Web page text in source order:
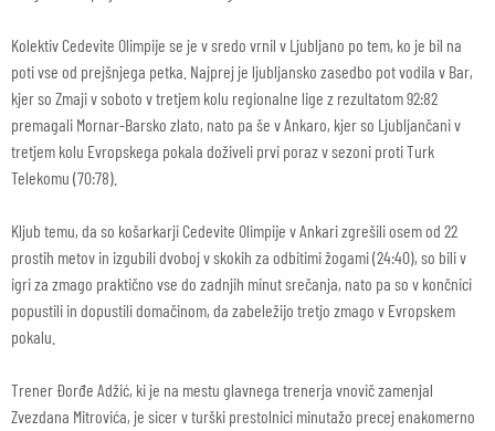
Kolektiv Cedevite Olimpije se je v sredo vrnil v Ljubljano po tem, ko je bil na
poti vse od prejšnjega petka. Najprej je ljubljansko zasedbo pot vodila v Bar,
kjer so Zmaji v soboto v tretjem kolu regionalne lige z rezultatom 92:82
premagali Mornar-Barsko zlato, nato pa še v Ankaro, kjer so Ljubljančani v
tretjem kolu Evropskega pokala doživeli prvi poraz v sezoni proti Turk
Telekomu (70:78).
Kljub temu, da so košarkarji Cedevite Olimpije v Ankari zgrešili osem od 22
prostih metov in izgubili dvoboj v skokih za odbitimi žogami (24:40), so bili v
igri za zmago praktično vse do zadnjih minut srečanja, nato pa so v končnici
popustili in dopustili domačinom, da zabeležijo tretjo zmago v Evropskem
pokalu.
Trener Đorđe Adžić, ki je na mestu glavnega trenerja vnovič zamenjal
Zvezdana Mitrovića, je sicer v turški prestolnici minutažo precej enakomerno